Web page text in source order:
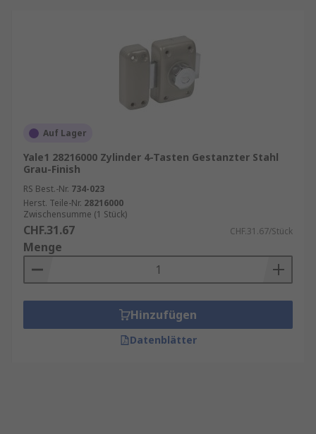
Auf Lager
Yale1 28216000 Zylinder 4-Tasten Gestanzter Stahl
Grau-Finish
RS Best.-Nr. 734-023
Herst. Teile-Nr. 28216000
Zwischensumme (1 Stück)
CHF.31.67 CHF.31.67/Stück
Menge
Hinzufügen
Datenblätter